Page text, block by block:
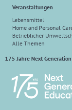
Veranstaltungen
Lebensmittel
Home and Personal
Betrieblicher
Alle Themen
175 Jahre Next